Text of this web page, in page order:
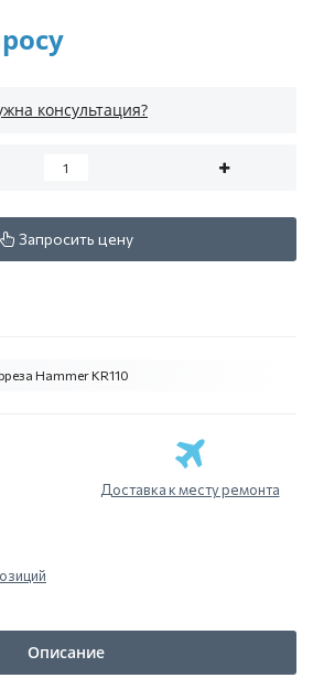
консультация?
Запросить цену
Hammer KR110
Доставка к месту ремонта
Описание